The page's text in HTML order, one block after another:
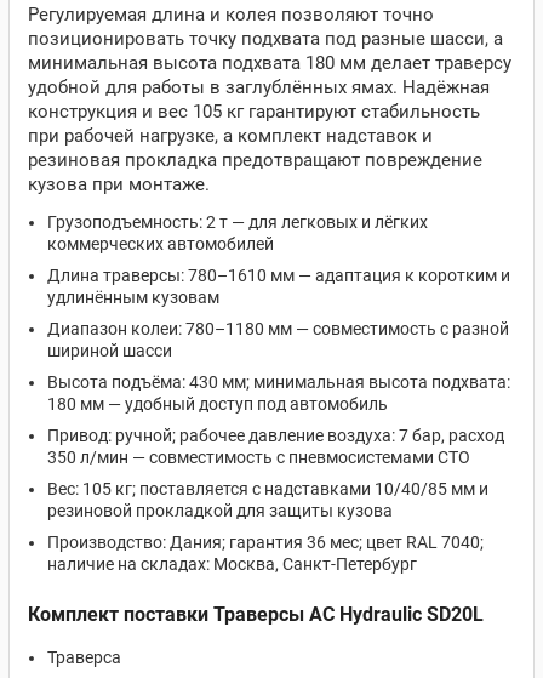
Регулируемая длина и колея позволяют точно
позиционировать точку подхвата под разные шасси, а
минимальная высота подхвата 180 мм делает траверсу
удобной для работы в заглублённых ямах. Надёжная
конструкция и вес 105 кг гарантируют стабильность
при рабочей нагрузке, а комплект надставок и
резиновая прокладка предотвращают повреждение
кузова при монтаже.
Грузоподъемность: 2 т — для легковых и лёгких
коммерческих автомобилей
Длина траверсы: 780–1610 мм — адаптация к коротким и
удлинённым кузовам
Диапазон колеи: 780–1180 мм — совместимость с разной
шириной шасси
Высота подъёма: 430 мм; минимальная высота подхвата:
180 мм — удобный доступ под автомобиль
Привод: ручной; рабочее давление воздуха: 7 бар, расход
350 л/мин — совместимость с пневмосистемами СТО
Вес: 105 кг; поставляется с надставками 10/40/85 мм и
резиновой прокладкой для защиты кузова
Производство: Дания; гарантия 36 мес; цвет RAL 7040;
наличие на складах: Москва, Санкт‑Петербург
Комплект поставки Траверсы AC Hydraulic SD20L
Траверса